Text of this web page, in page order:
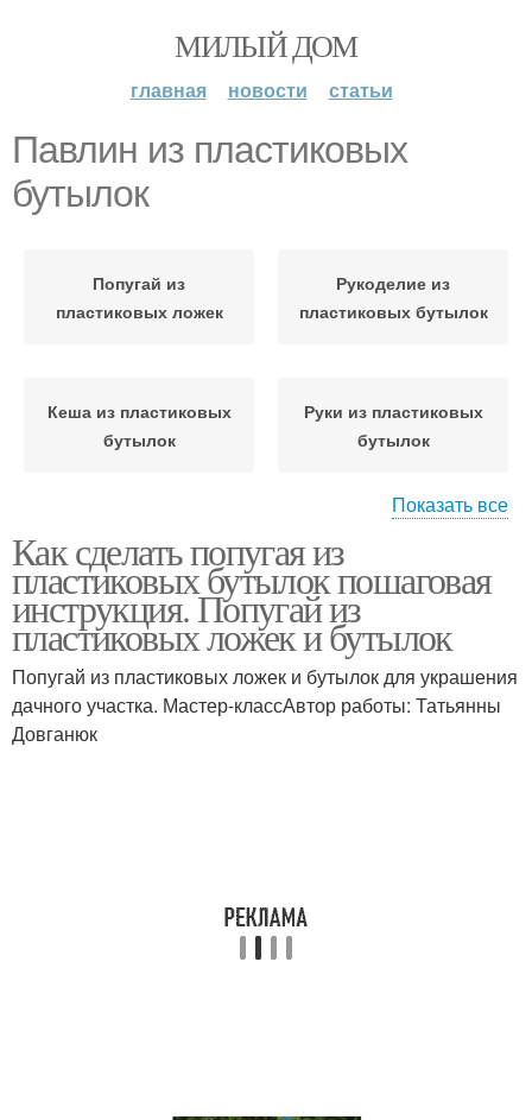
МИЛЫЙ ДОМ
главная новости статьи
Павлин из пластиковых
бутылок
Попугай из
пластиковых ложек
Рукоделие из
пластиковых бутылок
Кеша из пластиковых
бутылок
Руки из пластиковых
бутылок
бутылок
Попугай из
пластиковых бутылок
Жар-птица из
пластиковых бутылок
Показать все
Как сделать попугая из
пластиковых бутылок пошаговая
инструкция. Попугай из
пластиковых ложек и бутылок
Попугай из пластиковых ложек и бутылок для украшения
дачного участка. Мастер-классАвтор работы: Татьянны
Довганюк